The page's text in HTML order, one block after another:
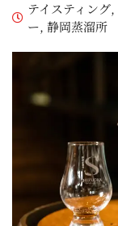
テイスティング,
ー, 静岡蒸溜所